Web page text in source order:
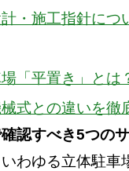
・施工指針につ
「平置き」とは
式との違いを徹
認すべき5つの
わゆる立体駐車